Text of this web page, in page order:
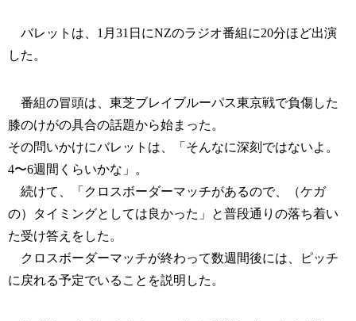
バレットは、1月31日にNZのラジオ番組に20分ほど出演
した。
番組の冒頭は、東芝ブレイブルーパス東京戦で負傷した
膝のけがの具合の話題から始まった。
その問いかけにバレットは、「そんなに深刻ではないよ。
4〜6週間くらいかな」。
続けて、「クロスボーダーマッチがあるので、（ケガ
の）タイミングとしては良かった」と普段通りの落ち着い
た受け答えをした。
クロスボーダーマッチが終わって数週間後には、ピッチ
に戻れる予定でいることを説明した。